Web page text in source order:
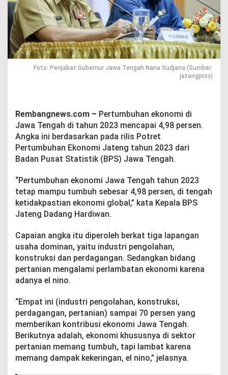
i
J
a
t
e
n
g
C
4
,
8
P
e
s
n
Foto: Penjabat Gubernur Jawa Tengah Nana Sudjana (Sumber:
jatengprov)
Rembangnews.com – Pertumbuhan ekonomi di
Jawa Tengah di tahun 2023 mencapai 4,98 persen.
Angka ini berdasarkan pada rilis Potret
Pertumbuhan Ekonomi Jateng tahun 2023 dari
Badan Pusat Statistik (BPS) Jawa Tengah.
“Pertumbuhan ekonomi Jawa Tengah tahun 2023
tetap mampu tumbuh sebesar 4,98 persen, di tengah
ketidakpastian ekonomi global,” kata Kepala BPS
Jateng Dadang Hardiwan.
Capaian angka itu diperoleh berkat tiga lapangan
usaha dominan, yaitu industri pengolahan,
konstruksi dan perdagangan. Sedangkan bidang
pertanian mengalami perlambatan ekonomi karena
adanya el nino.
“Empat ini (industri pengolahan, konstruksi,
perdagangan, pertanian) sampai 70 persen yang
memberikan kontribusi ekonomi Jawa Tengah.
Berikutnya adalah, ekonomi khususnya di sektor
pertanian memang tumbuh, tapi lambat karena
memang dampak kekeringan, el nino,” jelasnya.